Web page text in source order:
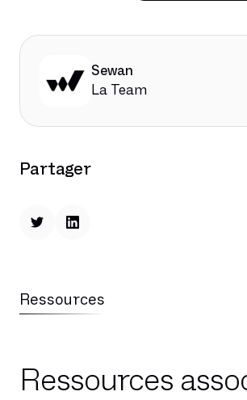
Sewan
La Team
Partager
Ressources
Ressources